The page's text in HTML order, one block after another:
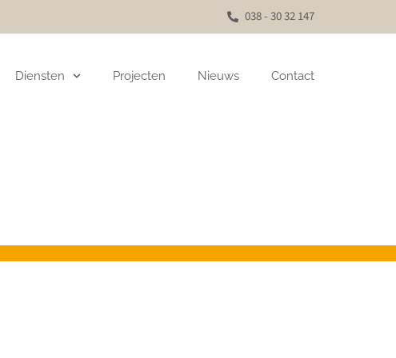
038 - 30 32 147
Diensten Projecten Nieuws Contact